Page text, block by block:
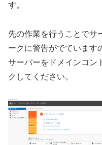
す。
先の作業を行うことでサ
ークに警告がでています
サーバーをドメインコン
クしてください。